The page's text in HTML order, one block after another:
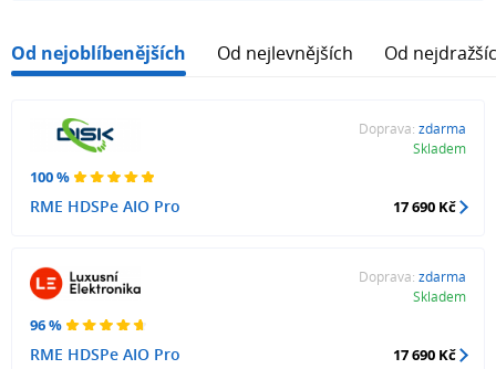
Od nejoblíbenějších Od nejlevnějších Od
100 %
RME HDSPe AIO Pro
Doprava: zdarma
Skladem
17 690 Kč
96 %
RME HDSPe AIO Pro
Doprava: zdarma
Skladem
17 690 Kč